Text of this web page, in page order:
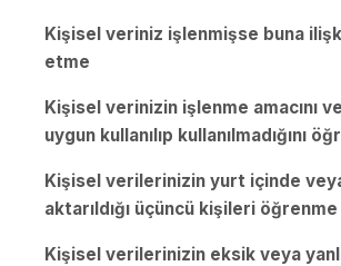
Kişisel veriniz işlenmişse buna
etme
Kişisel verinizin işlenme amacını
uygun kullanılıp kullanılmadığını
Kişisel verilerinizin yurt içinde
aktarıldığı üçüncü kişileri öğrenme
Kişisel verilerinizin eksik veya